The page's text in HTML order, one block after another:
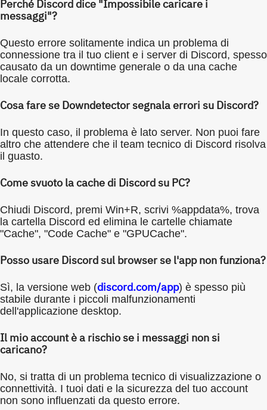
Perché Discord dice "Impossibile caricare i
messaggi"?
Questo errore solitamente indica un problema di
connessione tra il tuo client e i server di Discord, spesso
causato da un downtime generale o da una cache
locale corrotta.
Cosa fare se Downdetector segnala errori su Discord?
In questo caso, il problema è lato server. Non puoi fare
altro che attendere che il team tecnico di Discord risolva
il guasto.
Come svuoto la cache di Discord su PC?
Chiudi Discord, premi Win+R, scrivi %appdata%, trova
la cartella Discord ed elimina le cartelle chiamate
"Cache", "Code Cache" e "GPUCache".
Posso usare Discord sul browser se l'app non funziona?
Sì, la versione web (discord.com/app) è spesso più
stabile durante i piccoli malfunzionamenti
dell'applicazione desktop.
Il mio account è a rischio se i messaggi non si
caricano?
No, si tratta di un problema tecnico di visualizzazione o
connettività. I tuoi dati e la sicurezza del tuo account
non sono influenzati da questo errore.